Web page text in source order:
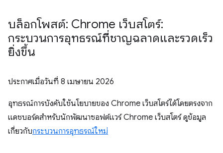
บล็อกโพสต์: Chrome เว็บสโตร์:
กระบวนการอุทธรณ์ที่ชาญฉลาดและรวดเร็ว
ยิ่งขึ้น
ประกาศเมื่อวันที่ 8 เมษายน 2026
อุทธรณ์การบังคับใช้นโยบายของ Chrome เว็บสโตร์ได้โดยตรงจาก
แดชบอร์ดสำหรับนักพัฒนาซอฟต์แวร์ Chrome เว็บสโตร์ ดูข้อมูล
เกี่ยวกับกระบวนการอุทธรณ์ใหม่